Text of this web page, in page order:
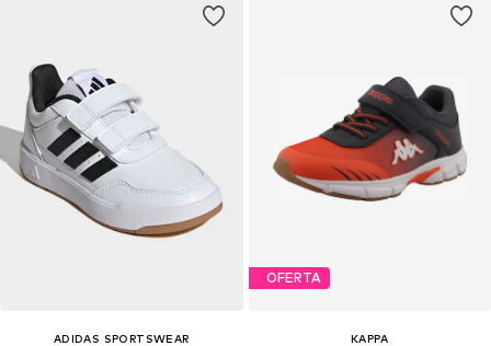
ADIDAS SPORTSWEAR
OFERTA
KAPPA